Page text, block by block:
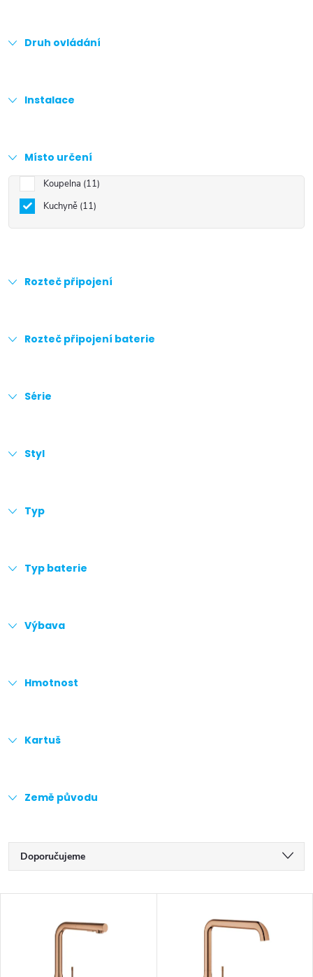
Druh ovládání
Instalace
Místo určení
Koupelna 11
Kuchyně 11
Rozteč připojení
Rozteč připojení baterie
Série
Styl
Typ
Typ baterie
Výbava
Hmotnost
Kartuš
Země původu
Ř
a
Doporučujeme
Nejprodávanější